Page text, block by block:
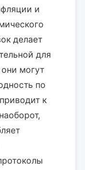
и
делает
для
могут
по
к